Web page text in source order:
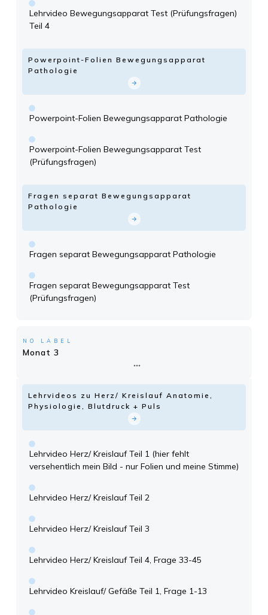
Lehrvideo Bewegungsapparat Test (Prüfungsfragen)
Teil 4
Powerpoint-Folien Bewegungsapparat
Pathologie
Powerpoint-Folien Bewegungsapparat Pathologie
Powerpoint-Folien Bewegungsapparat Test
(Prüfungsfragen)
Fragen separat Bewegungsapparat
Pathologie
Fragen separat Bewegungsapparat Pathologie
Fragen separat Bewegungsapparat Test
(Prüfungsfragen)
NO LABEL
Monat 3
Lehrvideos zu Herz/ Kreislauf Anatomie,
Physiologie, Blutdruck + Puls
Lehrvideo Herz/ Kreislauf Teil 1 (hier fehlt
versehentlich mein Bild - nur Folien und meine Stimme)
Lehrvideo Herz/ Kreislauf Teil 2
Lehrvideo Herz/ Kreislauf Teil 3
Lehrvideo Herz/ Kreislauf Teil 4, Frage 33-45
Lehrvideo Kreislauf/ Gefäße Teil 1, Frage 1-13